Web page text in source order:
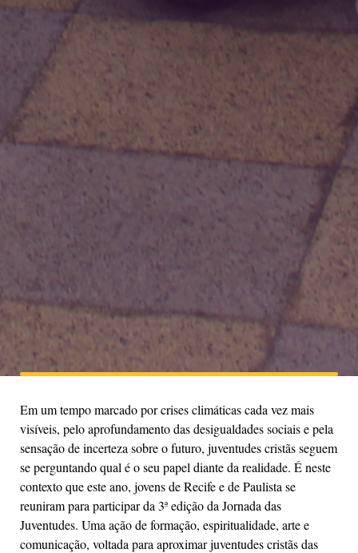
Em um tempo marcado por crises climáticas cada vez mais
visíveis, pelo aprofundamento das desigualdades sociais e pela
sensação de incerteza sobre o futuro, juventudes cristãs seguem
se perguntando qual é o seu papel diante da realidade. É neste
contexto que este ano, jovens de Recife e de Paulista se
reuniram para participar da 3ª edição da Jornada das
Juventudes. Uma ação de formação, espiritualidade, arte e
comunicação, voltada para aproximar juventudes cristãs das